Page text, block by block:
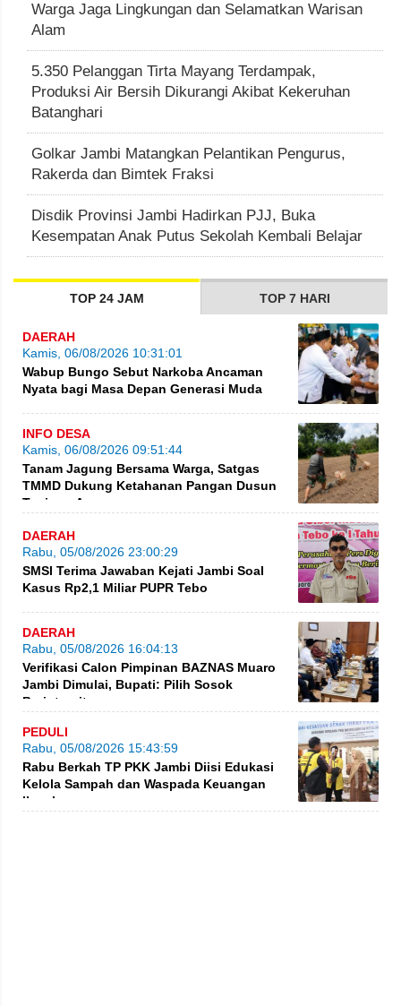
Warga Jaga Lingkungan dan Selamatkan Warisan
Alam
5.350 Pelanggan Tirta Mayang Terdampak,
Produksi Air Bersih Dikurangi Akibat Kekeruhan
Batanghari
Golkar Jambi Matangkan Pelantikan Pengurus,
Rakerda dan Bimtek Fraksi
Disdik Provinsi Jambi Hadirkan PJJ, Buka
Kesempatan Anak Putus Sekolah Kembali Belajar
TOP 24 JAM TOP 7 HARI
DAERAH
Kamis, 06/08/2026 10:31:01
Wabup Bungo Sebut Narkoba Ancaman
Nyata bagi Masa Depan Generasi Muda
INFO DESA
Kamis, 06/08/2026 09:51:44
Tanam Jagung Bersama Warga, Satgas
TMMD Dukung Ketahanan Pangan Dusun
Tanjung Agung
DAERAH
Rabu, 05/08/2026 23:00:29
SMSI Terima Jawaban Kejati Jambi Soal
Kasus Rp2,1 Miliar PUPR Tebo
DAERAH
Rabu, 05/08/2026 16:04:13
Verifikasi Calon Pimpinan BAZNAS Muaro
Jambi Dimulai, Bupati: Pilih Sosok
Berintegritas
PEDULI
Rabu, 05/08/2026 15:43:59
Rabu Berkah TP PKK Jambi Diisi Edukasi
Kelola Sampah dan Waspada Keuangan
Ilegal